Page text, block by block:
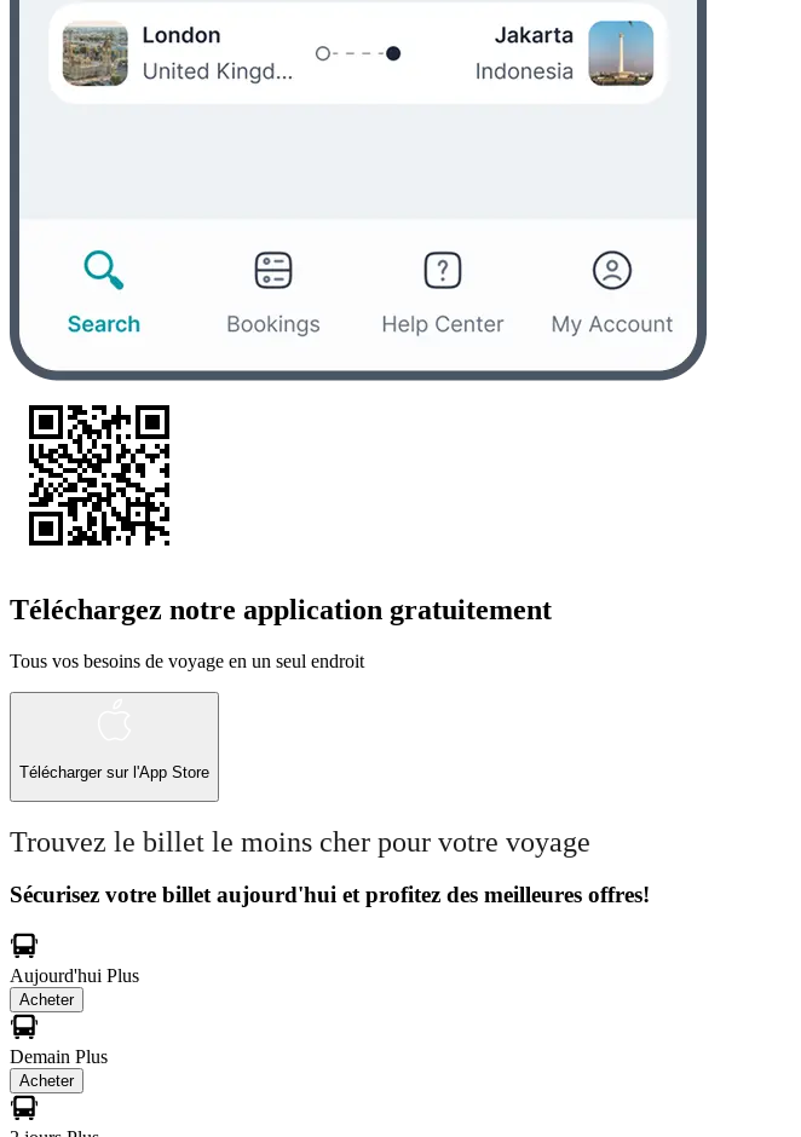
Téléchargez notre application gratuitement
Tous vos besoins de voyage en un seul endroit
Télécharger sur l'App Store
Trouvez le billet le moins cher pour votre voyage
Sécurisez votre billet aujourd'hui et profitez des meilleures offres!
Aujourd'hui Plus
Acheter
Demain Plus
Acheter